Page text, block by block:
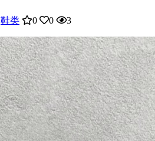
鞋类 0 0 3